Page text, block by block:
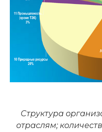
Структура
отраслям;